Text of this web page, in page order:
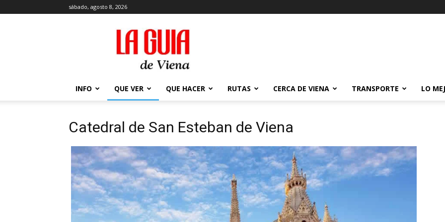
sábado, agosto 8, 2026
La
Guía
de
Viena
2026
INFO QUE VER QUE HACER RUTAS CERCA DE VIENA TRANSPORTE LO
Catedral de San Esteban de Viena